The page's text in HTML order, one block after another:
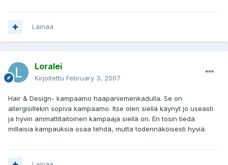
Lainaa
Loralei
Kirjoitettu February 3, 2007
Hair & Design- kampaamo haapaniemenkadulla. Se on
allergisillekin sopiva kampaamo. Itse olen siellä käynyt jo useasti
ja hyvin ammattitaitoinen kampaaja siellä on. En tosin tiedä
millaisia kampauksia osaa tehdä, mutta todennäköisesti hyviä.